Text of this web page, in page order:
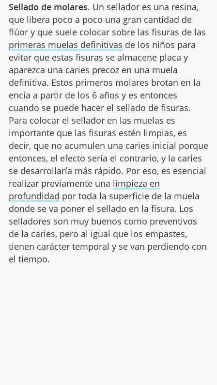
Sellado de molares. Un sellador es una resina,
que libera poco a poco una gran cantidad de
flúor y que suele colocar sobre las fisuras de las
primeras muelas definitivas de los niños para
evitar que estas fisuras se almacene placa y
aparezca una caries precoz en una muela
definitiva. Estos primeros molares brotan en la
encía a partir de los 6 años y es entonces
cuando se puede hacer el sellado de fisuras.
Para colocar el sellador en las muelas es
importante que las fisuras estén limpias, es
decir, que no acumulen una caries inicial porque
entonces, el efecto sería el contrario, y la caries
se desarrollaría más rápido. Por eso, es esencial
realizar previamente una limpieza en
profundidad por toda la superficie de la muela
donde se va poner el sellado en la fisura. Los
selladores son muy buenos como preventivos
de la caries, pero al igual que los empastes,
tienen carácter temporal y se van perdiendo con
el tiempo.